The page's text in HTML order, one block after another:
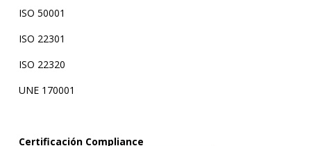
ISO 50001
ISO 22301
ISO 22320
UNE 170001
Certificación Compliance